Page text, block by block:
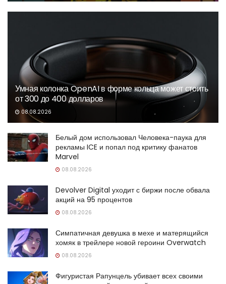
Умная колонка OpenAI в форме кольца может стоить
от 300 до 400 долларов
08.08.2026
Белый дом использовал Человека-паука для
рекламы ICE и попал под критику фанатов
Marvel
08.08.2026
Devolver Digital уходит с биржи после обвала
акций на 95 процентов
08.08.2026
Симпатичная девушка в мехе и матерящийся
хомяк в трейлере новой героини Overwatch
08.08.2026
Фигуристая Рапунцель убивает всех своими